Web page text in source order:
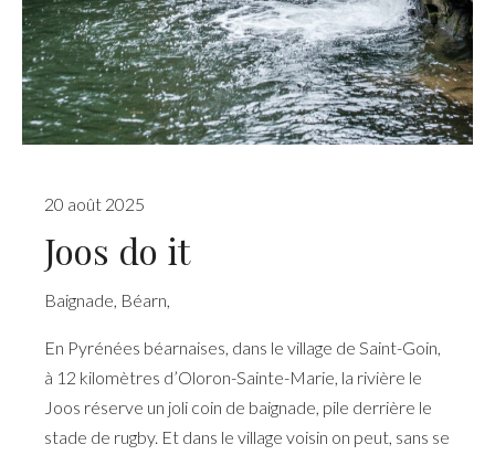
20 août 2025
Joos do it
Baignade, Béarn,
En Pyrénées béarnaises, dans le village de Saint-Goin,
à 12 kilomètres d’Oloron-Sainte-Marie, la rivière le
Joos réserve un joli coin de baignade, pile derrière le
stade de rugby. Et dans le village voisin on peut, sans se